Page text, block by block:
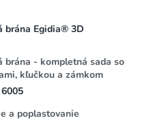
brána Egidia® 3D
brána - kompletná sada so
kľučkou a zámkom
a poplastovanie